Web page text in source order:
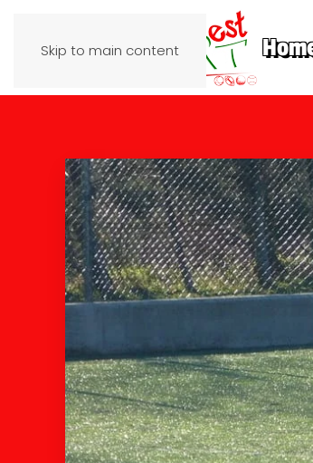
Skip to main content